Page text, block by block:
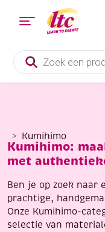
Producten
zoeken
Kumihimo
Kumihimo:
met
Ben je op zoek naar
prachtige,
Onze Kumihimo-
selectie van